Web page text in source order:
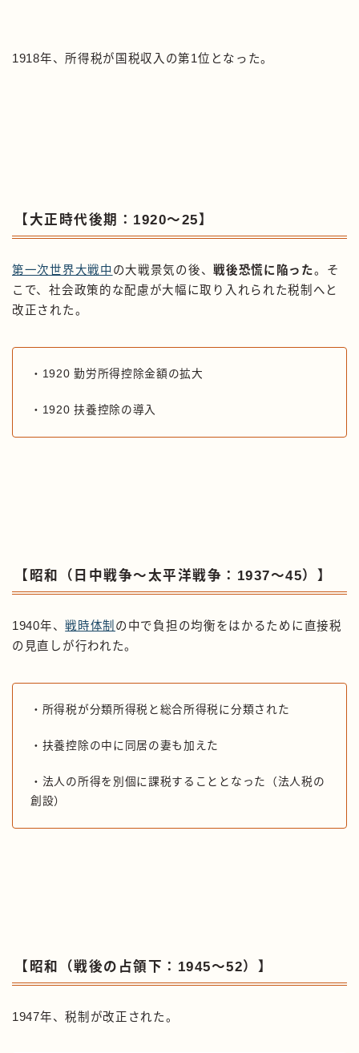
1918年、所得税が国税収入の第1位となった。
【大正時代後期：1920〜25】
第一次世界大戦中 の大戦景気の後、戦後恐慌に陥った。そ
こで、社会政策的な配慮が大幅に取り入れられた税制へと
改正された。
・1920 勤労所得控除金額の拡大
・1920 扶養控除の導入
【昭和（日中戦争〜太平洋戦争：1937〜45）】
1940年、戦時体制 の中で負担の均衡をはかるために直接税
の見直しが行われた。
・所得税が分類所得税と総合所得税に分類された
・扶養控除の中に同居の妻も加えた
・法人の所得を別個に課税することとなった（法人税の
創設）
【昭和（戦後の占領下：1945〜52）】
1947年、税制が改正された。